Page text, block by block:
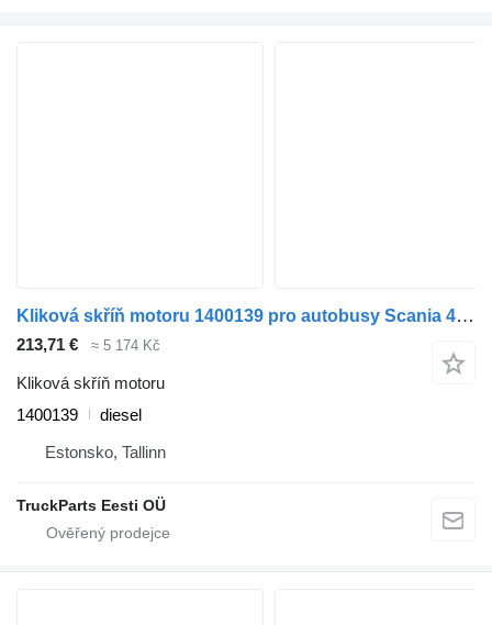
Kliková skříň motoru 1400139 pro autobusy Scania 4-series bus (1995-2006)
213,71 € ≈ 5 174 Kč
Kliková skříň motoru
1400139
diesel
Estonsko, Tallinn
TruckParts Eesti OÜ